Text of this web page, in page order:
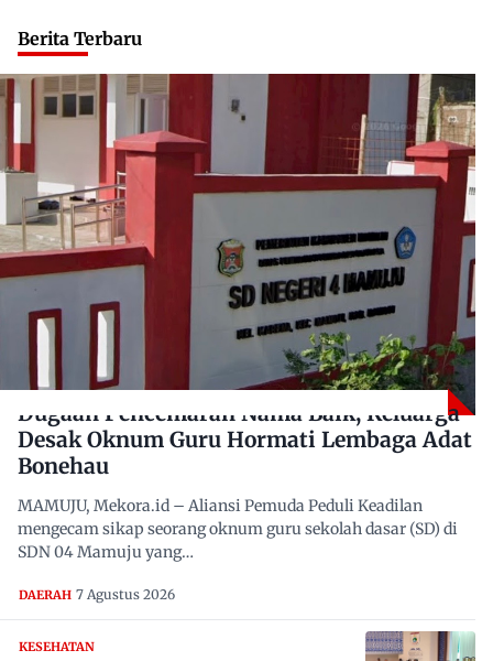
Berita Terbaru
Dugaan Pencemaran Nama Baik, Keluarga
Desak Oknum Guru Hormati Lembaga Adat
Bonehau
MAMUJU, Mekora.id – Aliansi Pemuda Peduli Keadilan
mengecam sikap seorang oknum guru sekolah dasar (SD) di
SDN 04 Mamuju yang…
DAERAH 7 Agustus 2026
KESEHATAN